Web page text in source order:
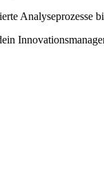
Analyseprozesse